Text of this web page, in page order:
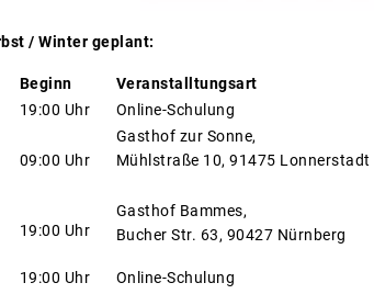
/ Winter geplant:
Beginn
Veranstalltungsart
19:00 Uhr Online-Schulung
09:00 Uhr
Gasthof zur Sonne,
Mühlstraße 10, 91475 Lonnerstadt
19:00 Uhr
Gasthof Bammes,
Bucher Str. 63, 90427 Nürnberg
19:00 Uhr Online-Schulung